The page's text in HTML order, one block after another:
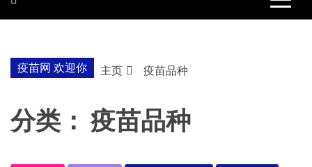
疫苗网 欢迎你 主页 疫苗品种
分类： 疫苗品种